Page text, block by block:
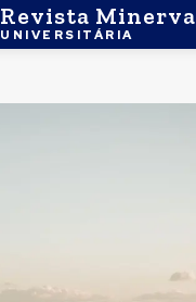
Revista Minerva
UNIVERSITÁRIA